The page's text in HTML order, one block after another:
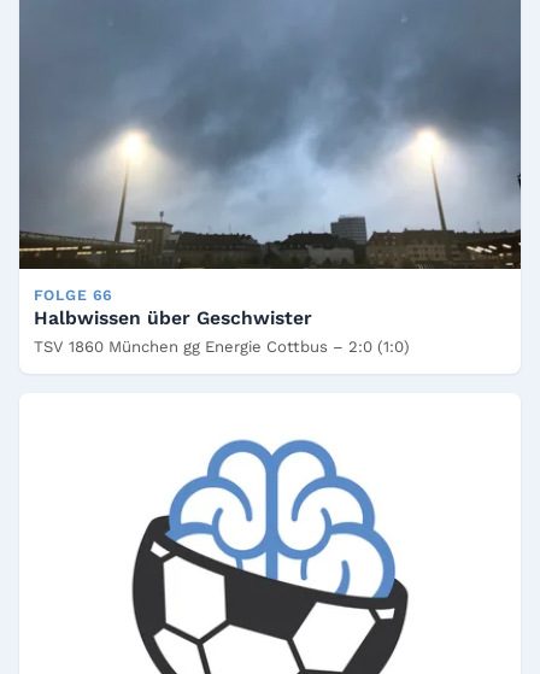
FOLGE 66
Halbwissen über Geschwister
TSV 1860 München gg Energie Cottbus – 2:0 (1:0)